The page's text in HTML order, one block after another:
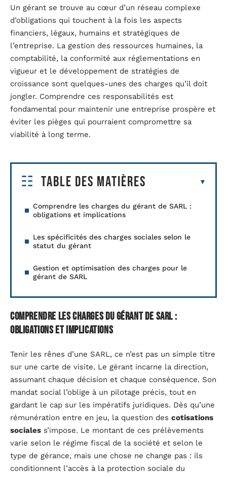
Un gérant se trouve au cœur d’un réseau complexe
d’obligations qui touchent à la fois les aspects
financiers, légaux, humains et stratégiques de
l’entreprise. La gestion des ressources humaines, la
comptabilité, la conformité aux réglementations en
vigueur et le développement de stratégies de
croissance sont quelques-unes des charges qu’il doit
jongler. Comprendre ces responsabilités est
fondamental pour maintenir une entreprise prospère et
éviter les pièges qui pourraient compromettre sa
viabilité à long terme.
Table des matières
Comprendre les charges du gérant de SARL :
obligations et implications
Les spécificités des charges sociales selon le
statut du gérant
Gestion et optimisation des charges pour le
gérant de SARL
Comprendre les charges du gérant de SARL :
obligations et implications
Tenir les rênes d’une SARL, ce n’est pas un simple titre
sur une carte de visite. Le gérant incarne la direction,
assumant chaque décision et chaque conséquence. Son
mandat social l’oblige à un pilotage précis, tout en
gardant le cap sur les impératifs juridiques. Dès qu’une
rémunération entre en jeu, la question des cotisations
sociales s’impose. Le montant de ces prélèvements
varie selon le régime fiscal de la société et selon le
type de gérance, mais une chose ne change pas : ils
conditionnent l’accès à la protection sociale du